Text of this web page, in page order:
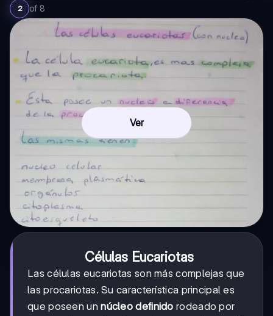
2 of 8
Ver
Células Eucariotas
Las células eucariotas son más complejas que
las procariotas. Su característica principal es
que poseen unnúcleo definido rodeado por